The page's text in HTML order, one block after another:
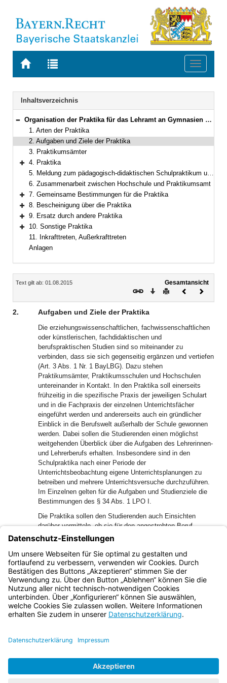
Zur
BAYERN.RECHT
Zur
letzten
Suche
Toggle
Navigation
Inhaltsverzeichnis
Bereich reduzieren
Organisation der Praktika für das Lehramt an Gymnasien und für das Lehramt an Realschulen im Rahmen der Lehramtsprüfungsordnung I
1. Arten der Praktika
2. Aufgaben und Ziele der Praktika
3. Praktikumsämter
Bereich erweitern
4. Praktika
5. Meldung zum pädagogisch-didaktischen Schulpraktikum und zum studienbegleitenden fachdidaktischen Praktikum
6. Zusammenarbeit zwischen Hochschule und Praktikumsamt
Bereich erweitern
7. Gemeinsame Bestimmungen für die Praktika
Bereich erweitern
8. Bescheinigung über die Praktika
Bereich erweitern
9. Ersatz durch andere Praktika
Bereich erweitern
10. Sonstige Praktika
11. Inkrafttreten, Außerkrafttreten
Anlagen
Inhalt
Text gilt ab: 01.08.2015
Gesamtansicht
Download
DruckenVorheriges
2. Aufgaben und Ziele der Praktika
Die erziehungswissenschaftlichen, fachwissenschaftlichen
oder künstlerischen, fachdidaktischen und
berufspraktischen Studien sind so miteinander zu
verbinden, dass sie sich gegenseitig ergänzen und vertiefen
(Art. 3 Abs. 1 Nr. 1 BayLBG). Dazu stehen
Praktikumsämter, Praktikumsschulen und Hochschulen
untereinander in Kontakt. In den Praktika soll einerseits
frühzeitig in die spezifische Praxis der jeweiligen Schulart
und in die Fachpraxis der einzelnen Unterrichtsfächer
eingeführt werden und andererseits auch ein gründlicher
Einblick in die Berufswelt außerhalb der Schule gewonnen
werden. Dabei sollen die Studierenden einen möglichst
weitgehenden Überblick über die Aufgaben des Lehrerinnen-
und Lehrerberufs erhalten. Insbesondere sind in den
Schulpraktika nach einer Periode der
Unterrichtsbeobachtung eigene Unterrichtsplanungen zu
betreiben und mehrere Unterrichtsversuche durchzuführen.
Im Einzelnen gelten für die Aufgaben und Studienziele die
Bestimmungen des § 34 Abs. 1 LPO I.
Die Praktika sollen den Studierenden auch Einsichten
darüber vermitteln, ob sie für den angestrebten Beruf
geeignet sind.
Bayern.de
BayernPortal
Impressum